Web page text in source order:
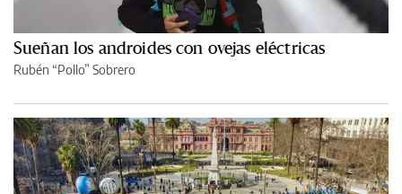
Sueñan los androides con ovejas eléctricas
Rubén “Pollo” Sobrero